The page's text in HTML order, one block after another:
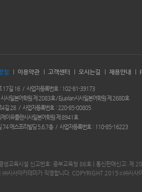
침 이용약관 고객센터 오시는길 채용안내
17길 16 사업자등록번호
102-81-39173
사일본어학원 제 2083호 / Ejuplan시사일본어학원 제 2680호
4길 28 사업자등록번호
220-85-00805
이유플랜시사일본어학원 제 8941호
74 에스프리빌딩 5,6,7층 사업자등록번호
110-85-16223
생교육시설 신고번호: 중부교육청 86호 | 통신판매신고: 제
시사아카데미가 직영합니다. COPYRIGHT 2015ⓒ㈜시사